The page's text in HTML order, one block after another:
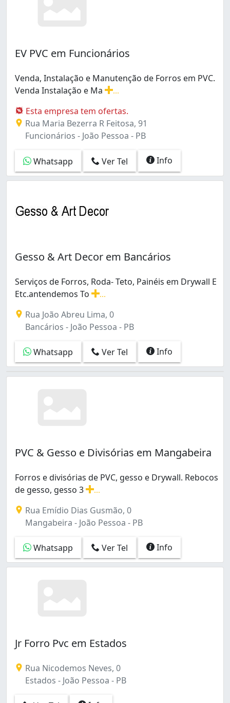
EV PVC em Funcionários
Venda, Instalação e Manutenção de Forros em PVC.
Venda Instalação e Ma
Esta empresa tem ofertas.
Rua Maria Bezerra R Feitosa, 91
Funcionários - João Pessoa - PB
Whatsapp Ver Tel Info
Gesso & Art Decor em Bancários
Serviços de Forros, Roda- Teto, Painéis em Drywall E
Etc.antendemos To
Rua João Abreu Lima, 0
Bancários - João Pessoa - PB
Whatsapp Ver Tel Info
PVC & Gesso e Divisórias em Mangabeira
Forros e divisórias de PVC, gesso e Drywall. Rebocos
de gesso, gesso 3
Rua Emídio Dias Gusmão, 0
Mangabeira - João Pessoa - PB
Whatsapp Ver Tel Info
Jr Forro Pvc em Estados
Rua Nicodemos Neves, 0
Estados - João Pessoa - PB